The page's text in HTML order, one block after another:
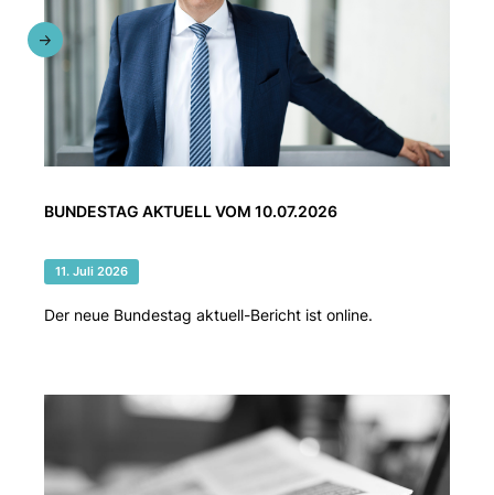
BUNDESTAG AKTUELL VOM 10.07.2026
11. Juli 2026
Der neue Bundestag aktuell-Bericht ist online.